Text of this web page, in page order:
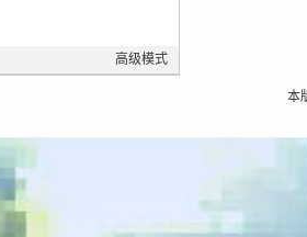
高级模式
本